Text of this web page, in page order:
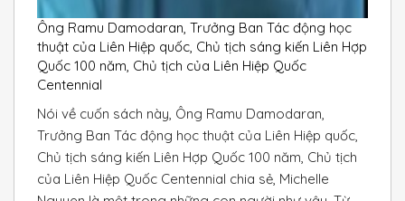
Ông Ramu Damodaran, Trưởng Ban Tác động học
thuật của Liên Hiệp quốc, Chủ tịch sáng kiến Liên Hợp
Quốc 100 năm, Chủ tịch của Liên Hiệp Quốc
Centennial
Nói về cuốn sách này, Ông Ramu Damodaran,
Trưởng Ban Tác động học thuật của Liên Hiệp quốc,
Chủ tịch sáng kiến Liên Hợp Quốc 100 năm, Chủ tịch
của Liên Hiệp Quốc Centennial chia sẻ, Michelle